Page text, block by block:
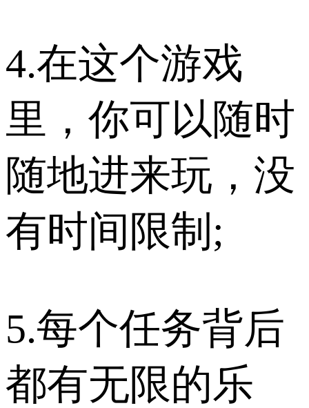
4.在这个游戏
里，你可以随时
随地进来玩，没
有时间限制;
5.每个任务背后
都有无限的乐